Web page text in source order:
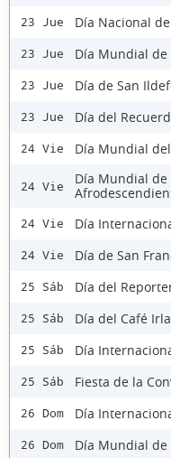
23 Jue Día Nacional
23 Jue Día Mundial
23 Jue Día de San
23 Jue Día del
24 Vie Día Mundial
24 Vie
Día Mundial
24 Vie Día
24 Vie Día de San
25 Sáb Día del
25 Sáb Día del Café
25 Sáb Día
25 Sáb Fiesta de la
26 Dom Día
26 Dom Día Mundial de